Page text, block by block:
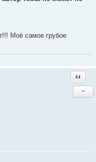
Моё самое грубое
−